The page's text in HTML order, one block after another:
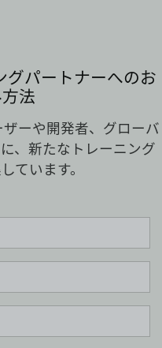
パートナーへのお
法
ーや開発者、グローバ
、新たなトレーニング
ています。